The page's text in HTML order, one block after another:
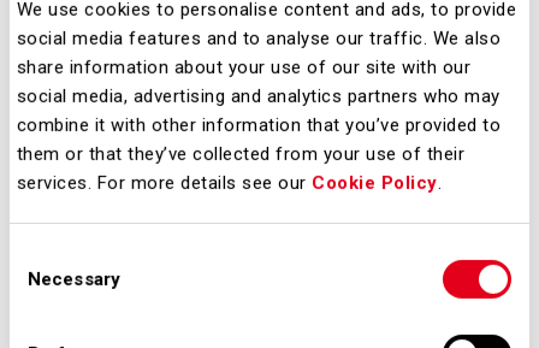
We use cookies to personalise content and ads, to provide
social media features and to analyse our traffic. We also
share information about your use of our site with our
social media, advertising and analytics partners who may
combine it with other information that you’ve provided to
them or that they’ve collected from your use of their
services. For more details see our Cookie Policy.
Selection
Necessary
alla corruzione adottate dalla Società.
Referente
Anticorruzione
Anticorruzione nella persona del